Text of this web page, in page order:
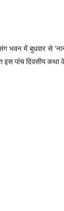
भवन में बुधवार से
पांच दिवसीय